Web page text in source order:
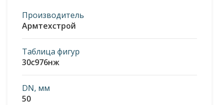
Производитель
Армтехстрой
Таблица фигур
30с976нж
DN, мм
50